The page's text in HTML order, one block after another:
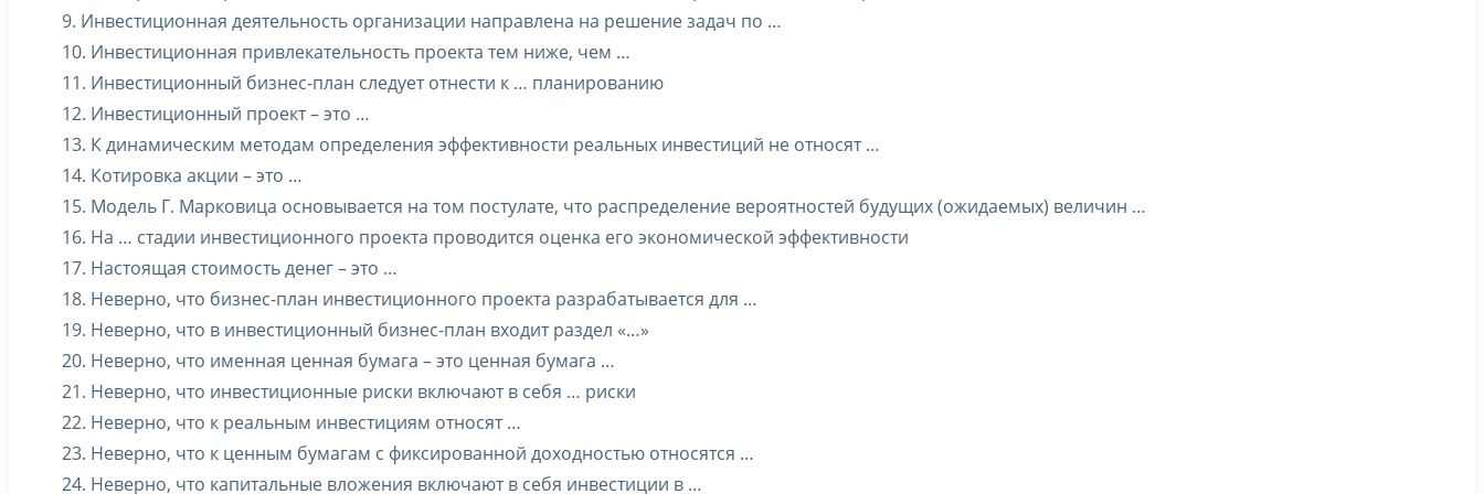
9. Инвестиционная деятельность организации направлена на решение задач по …
10. Инвестиционная привлекательность проекта тем ниже, чем …
11. Инвестиционный бизнес-план следует отнести к … планированию
12. Инвестиционный проект – это …
13. К динамическим методам определения эффективности реальных инвестиций не относят …
14. Котировка акции – это …
15. Модель Г. Марковица основывается на том постулате, что распределение вероятностей будущих (ожидаемых) величин …
16. На … стадии инвестиционного проекта проводится оценка его экономической эффективности
17. Настоящая стоимость денег – это …
18. Неверно, что бизнес-план инвестиционного проекта разрабатывается для …
19. Неверно, что в инвестиционный бизнес-план входит раздел «…»
20. Неверно, что именная ценная бумага – это ценная бумага …
21. Неверно, что инвестиционные риски включают в себя … риски
22. Неверно, что к реальным инвестициям относят …
23. Неверно, что к ценным бумагам с фиксированной доходностью относятся …
24. Неверно, что капитальные вложения включают в себя инвестиции в …